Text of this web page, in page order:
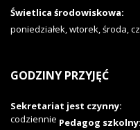
Świetlica środowiskowa:
poniedziałek, wtorek, środa,
GODZINY PRZYJĘĆ
Sekretariat jest czynny:
codziennie Pedagog szkolny: